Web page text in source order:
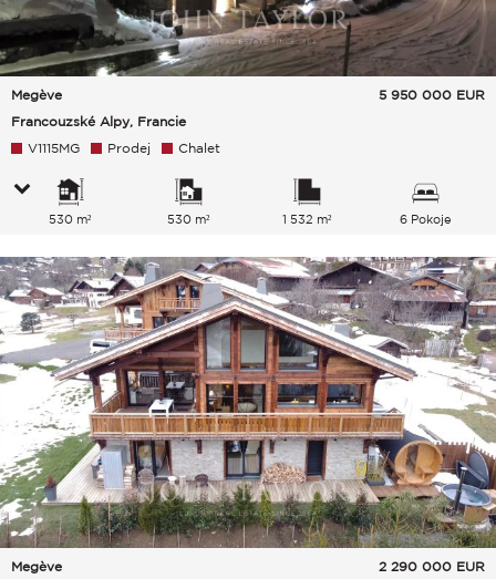
Megève
Francouzské Alpy, Francie
5 950 000 EUR
V1115MG Prodej Chalet
530 m² 530 m² 1 532 m² 6 Pokoje
Megève 2 290 000 EUR